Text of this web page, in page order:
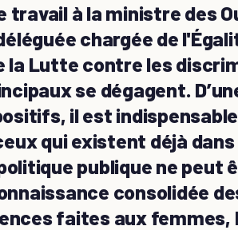
travail à la ministre des
chargée de
la Lutte contre les
se dégagent.
il est indispensable
qui existent déjà
publique ne peut
consolidée
faites aux femmes,